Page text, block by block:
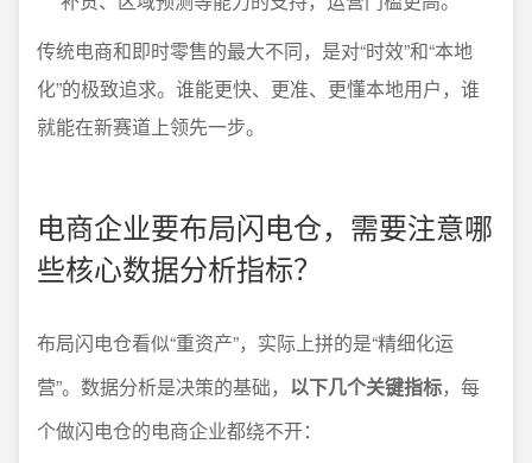
传统电商和即时零售的最大不同，是对“时效”和“本地
化”的极致追求。谁能更快、更准、更懂本地用户，谁
就能在新赛道上领先一步。
电商企业要布局闪电仓，需要注意哪
些核心数据分析指标？
布局闪电仓看似“重资产”，实际上拼的是“精细化运
营”。数据分析是决策的基础， 以下几个关键指标，每
个做闪电仓的电商企业都绕不开：